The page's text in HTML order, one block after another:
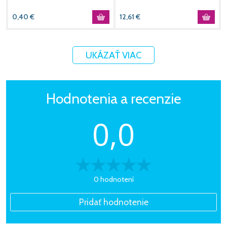
0,40 € 12,61 €
UKÁZAŤ VIAC
Hodnotenia a recenzie
0,0
0 hodnotení